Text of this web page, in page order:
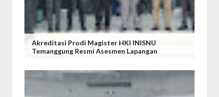
Akreditasi Prodi Magister HKI INISNU
Temanggung Resmi Asesmen Lapangan